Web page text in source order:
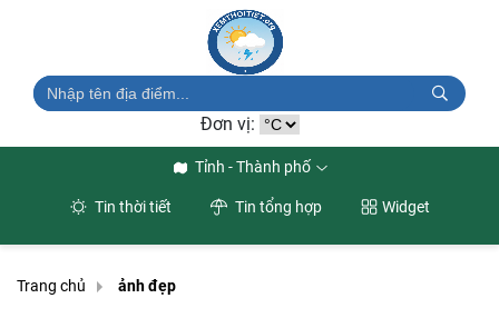
Đơn vị:
Tỉnh - Thành phố
Tin thời tiết Tin tổng hợp Widget
Trang chủ ảnh đẹp